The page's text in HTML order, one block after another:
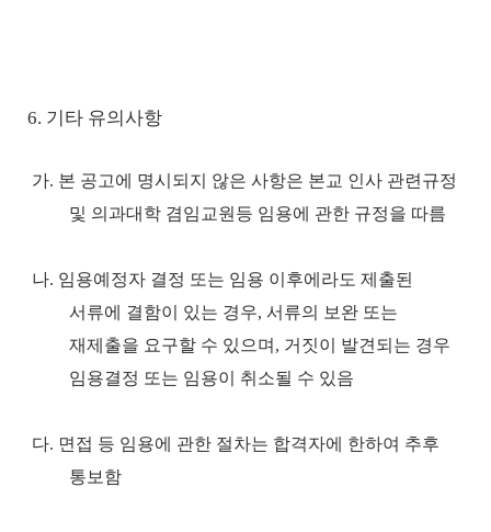
6. 기타 유의사항
가. 본 공고에 명시되지 않은 사항은 본교 인사 관련규정
및 의과대학 겸임교원등 임용에 관한 규정을 따름
나. 임용예정자 결정 또는 임용 이후에라도 제출된
서류에 결함이 있는 경우, 서류의 보완 또는
재제출을 요구할 수 있으며 , 거짓이 발견되는 경우
임용결정 또는 임용이 취소될 수 있음
다. 면접 등 임용에 관한 절차는 합격자에 한하여 추후
통보함